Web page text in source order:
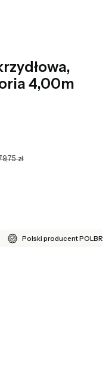
4,00m
zł
Polski producent